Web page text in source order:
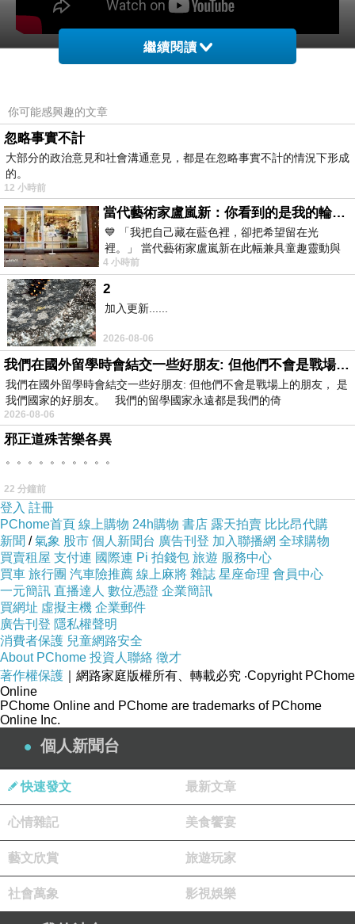
一直很喜歡電影主角是聰明有魅力的女孩，
撇除部分噁心血腥鏡頭，
這部電影塑造出很棒的女性，她有仇報仇，忠於自我
{片中的女孩為了忠於國家，必須犧牲身體當做武器}
當然，如果男主角可以找更帥的人來演就太棒了。
男主角不是我的菜，可是很有才，之前還有導演過別的電影
ps發現寫一篇認真影評的時間太耗時了，純粹記錄簡單的心
得。
上一篇：電影欣賞 緣分因為背叛而產生─我的蛋糕師情人
下一篇：電影欣賞 飲食男女─令人回味再三的老國片
2019-01-13 12:25:36
再找時間來看一下
繼續閱讀
你可能感興趣的文章
忽略事實不計
大部分的政治意見和社會溝通意見，都是在忽略事實不計的情況下形成
的。
12 小時前
當代藝術家盧嵐新：你看到的是我的輪廓，還是你的故事？——藏在藍色裡的希望與光
💙 「我把自己藏在藍色裡，卻把希望留在光
裡。」 當代藝術家盧嵐新在此幅兼具童趣靈動與
抽象韻味的新作中，用湛藍的羽翼般色塊包覆著
4 小時前
2
加入更新......
2026-08-06
我們在國外留學時會結交一些好朋友: 但他們不會是戰場上的朋友
我們在國外留學時會結交一些好朋友: 但他們不會是戰場上的朋友， 是
我們國家的好朋友。 我們的留學國家永遠都是我們的倚
2026-08-06
邪正道殊苦樂各異
。。。。。。。。。。
22 分鐘前
登入 註冊
PChome首頁 線上購物 24h購物 書店 露天拍賣 比比昂代購
新聞 /氣象 股市 個人新聞台 廣告刊登 加入聯播網 全球購物
買賣租屋 支付連 國際連 Pi 拍錢包 旅遊 服務中心
買車 旅行團 汽車險推薦 線上麻將 雜誌 星座命理 會員中心
一元簡訊 直播達人 數位憑證 企業簡訊
買網址 虛擬主機 企業郵件
廣告刊登 隱私權聲明
消費者保護 兒童網路安全
About PChome 投資人聯絡 徵才
著作權保護 ｜網路家庭版權所有、轉載必究 ‧Copyright PChome
Online
PChome Online and PChome are trademarks of PChome
Online Inc.
個人新聞台
快速發文 最新文章
心情雜記 美食饗宴
藝文欣賞 旅遊玩家
社會萬象 影視娛樂